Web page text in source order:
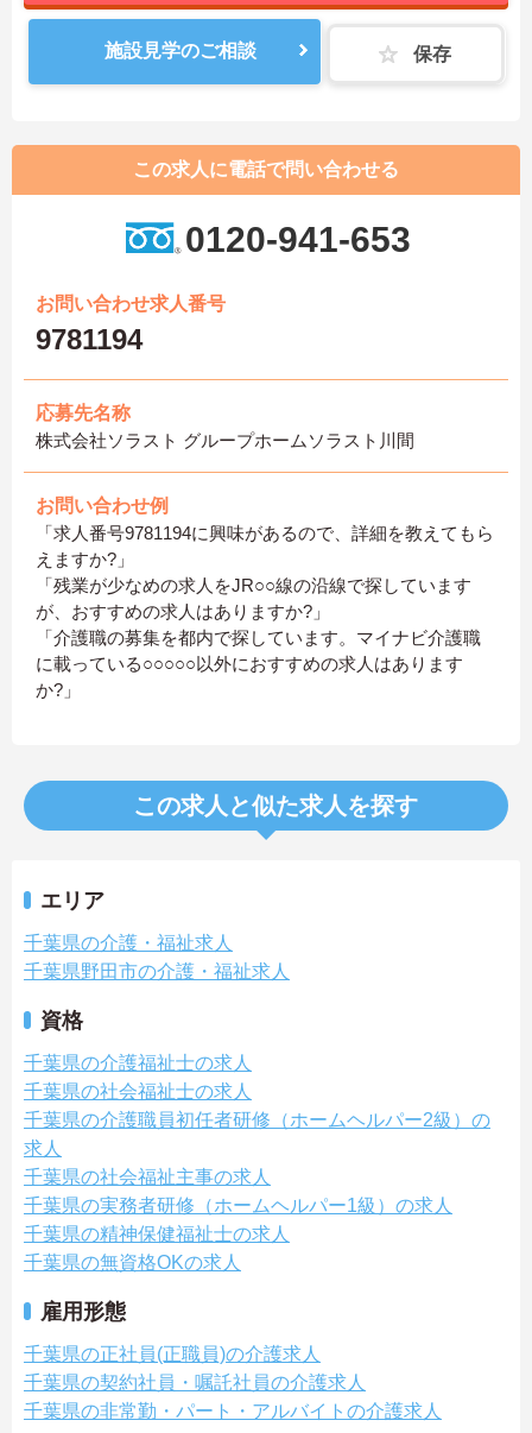
施設見学のご相談 保存
この求人に電話で問い合わせる
0120-941-653
お問い合わせ求人番号
9781194
応募先名称
株式会社ソラスト グループホームソラスト川間
お問い合わせ例
「求人番号9781194に興味があるので、詳細を教えてもら
えますか?」
「残業が少なめの求人をJR○○線の沿線で探しています
が、おすすめの求人はありますか?」
「介護職の募集を都内で探しています。マイナビ介護職
に載っている○○○○○以外におすすめの求人はあります
か?」
この求人と似た求人を探す
エリア
千葉県の介護・福祉求人
千葉県野田市の介護・福祉求人
資格
千葉県の介護福祉士の求人
千葉県の社会福祉士の求人
千葉県の介護職員初任者研修（ホームヘルパー2級）の
求人
千葉県の社会福祉主事の求人
千葉県の実務者研修（ホームヘルパー1級）の求人
千葉県の精神保健福祉士の求人
千葉県の無資格OKの求人
雇用形態
千葉県の正社員(正職員)の介護求人
千葉県の契約社員・嘱託社員の介護求人
千葉県の非常勤・パート・アルバイトの介護求人